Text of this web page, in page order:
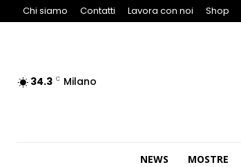
Chi siamo Contatti Lavora con noi Shop
34.3 C Milano
NEWS MOSTRE